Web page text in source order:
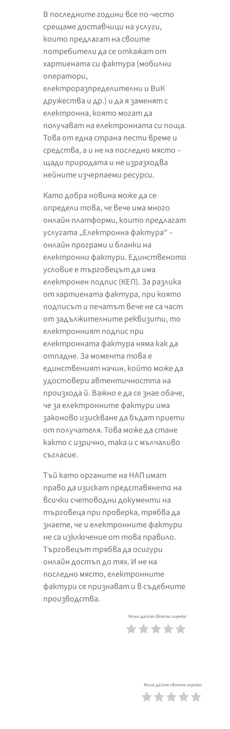
В последните години все по-често
срещаме доставчици на услуги,
които предлагат на своите
потребители да се откажат от
хартиената си фактура (мобилни
оператори,
електроразпределителни и ВиК
дружества и др.) и да я заменят с
електронна, която могат да
получават на електронната си поща.
Това от една страна пести време и
средства, а и не на последно място –
щади природата и не изразходва
нейните изчерпаеми ресурси.
Като добра новина може да се
определи това, че вече има много
онлайн платформи, които предлагат
услугата „Електронна фактура“ –
онлайн програми и бланки на
електронни фактури. Единственото
условие е търговецът да има
електронен подпис (КЕП). За разлика
от хартиената фактура, при която
подписът и печатът вече не са част
от задължителните реквизити, то
електронният подпис при
електронната фактура няма как да
отпадне. За момента това е
единственият начин, който може да
удостовери автентичността на
произхода й. Важно е да се знае обаче,
че за електронните фактури има
законово изискване да бъдат приети
от получателя. Това може да стане
както с изрично, така и с мълчаливо
съгласие.
Тъй като органите на НАП имат
право да изискат представянето на
всички счетоводни документи на
търговеца при проверка, трябва да
знаете, че и електронните фактури
не са изключение от това правило.
Търговецът трябва да осигури
онлайн достъп до тях. И не на
последно място, електронните
фактури се признават и в съдебните
производства.
Моля дайте своята оценка:
Моля дайте своята оценка: